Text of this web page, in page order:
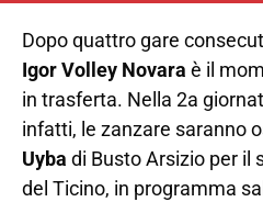
Dopo quattro gare
Igor Volley Novara è il
in trasferta. Nella 2a
infatti, le zanzare saranno
Uyba di Busto Arsizio per il
del Ticino, in programma